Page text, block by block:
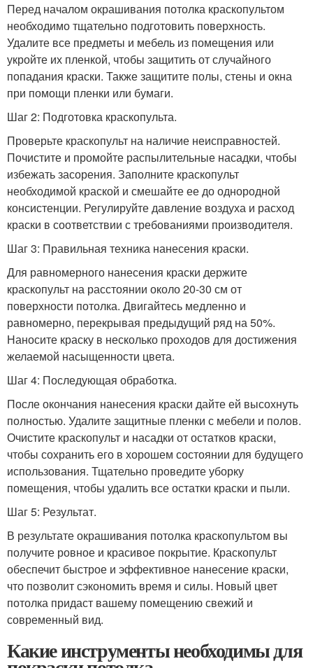
Перед началом окрашивания потолка краскопультом
необходимо тщательно подготовить поверхность.
Удалите все предметы и мебель из помещения или
укройте их пленкой, чтобы защитить от случайного
попадания краски. Также защитите полы, стены и окна
при помощи пленки или бумаги.
Шаг 2: Подготовка краскопульта.
Проверьте краскопульт на наличие неисправностей.
Почистите и промойте распылительные насадки, чтобы
избежать засорения. Заполните краскопульт
необходимой краской и смешайте ее до однородной
консистенции. Регулируйте давление воздуха и расход
краски в соответствии с требованиями производителя.
Шаг 3: Правильная техника нанесения краски.
Для равномерного нанесения краски держите
краскопульт на расстоянии около 20-30 см от
поверхности потолка. Двигайтесь медленно и
равномерно, перекрывая предыдущий ряд на 50%.
Наносите краску в несколько проходов для достижения
желаемой насыщенности цвета.
Шаг 4: Последующая обработка.
После окончания нанесения краски дайте ей высохнуть
полностью. Удалите защитные пленки с мебели и полов.
Очистите краскопульт и насадки от остатков краски,
чтобы сохранить его в хорошем состоянии для будущего
использования. Тщательно проведите уборку
помещения, чтобы удалить все остатки краски и пыли.
Шаг 5: Результат.
В результате окрашивания потолка краскопультом вы
получите ровное и красивое покрытие. Краскопульт
обеспечит быстрое и эффективное нанесение краски,
что позволит сэкономить время и силы. Новый цвет
потолка придаст вашему помещению свежий и
современный вид.
Какие инструменты необходимы для